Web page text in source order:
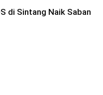
di Sintang Naik Saban